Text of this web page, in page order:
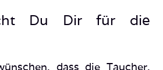
Du Dir für die
dass die Taucher,